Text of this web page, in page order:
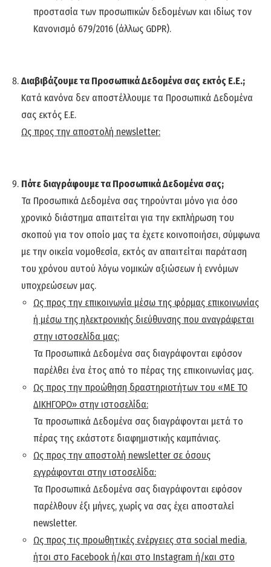
προστασία των προσωπικών δεδομένων και ιδίως τον
Κανονισμό 679/2016 (άλλως GDPR).
Διαβιβάζουμε τα Προσωπικά Δεδομένα σας εκτός Ε.Ε.;
Κατά κανόνα δεν αποστέλλουμε τα Προσωπικά Δεδομένα
σας εκτός Ε.Ε.
Ως προς την αποστολή newsletter:
Πότε διαγράφουμε τα Προσωπικά Δεδομένα σας;
Τα Προσωπικά Δεδομένα σας τηρούνται μόνο για όσο
χρονικό διάστημα απαιτείται για την εκπλήρωση του
σκοπού για τον οποίο μας τα έχετε κοινοποιήσει, σύμφωνα
με την οικεία νομοθεσία, εκτός αν απαιτείται παράταση
του χρόνου αυτού λόγω νομικών αξιώσεων ή εννόμων
υποχρεώσεων μας.
Ως προς την επικοινωνία μέσω της φόρμας επικοινωνίας
ή μέσω της ηλεκτρονικής διεύθυνσης που αναγράφεται
στην ιστοσελίδα μας:
Τα Προσωπικά Δεδομένα σας διαγράφονται εφόσον
παρέλθει ένα έτος από το πέρας της επικοινωνίας μας.
Ως προς την προώθηση δραστηριοτήτων του «ΜΕ ΤΟ
ΔΙΚΗΓΟΡΟ» στην ιστοσελίδα:
Τα προσωπικά Δεδομένα σας διαγράφονται μετά το
πέρας της εκάστοτε διαφημιστικής καμπάνιας.
Ως προς την αποστολή newsletterσε όσους
εγγράφονται στην ιστοσελίδα:
Τα Προσωπικά Δεδομένα σας διαγράφονται εφόσον
παρέλθουν έξι μήνες, χωρίς να σας έχει αποσταλεί
newsletter.
Ως προς τις προωθητικές ενέργειες στα social media,
ήτοι στο Facebook ή/και στο Instagram ή/και στο